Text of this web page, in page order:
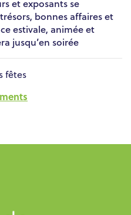
et exposants se
bonnes affaires et
estivale, animée et
jusqu’en soirée
fêtes